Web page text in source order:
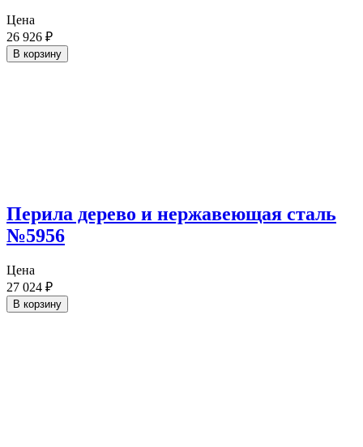
Цена
26 926 ₽
В корзину
Перила дерево и нержавеющая сталь
№5956
Цена
27 024 ₽
В корзину